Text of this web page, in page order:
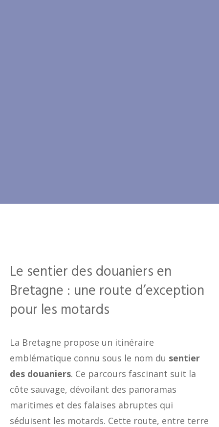
Le sentier des douaniers en
Bretagne : une route d’exception
pour les motards
La Bretagne propose un itinéraire
emblématique connu sous le nom du sentier
des douaniers. Ce parcours fascinant suit la
côte sauvage, dévoilant des panoramas
maritimes et des falaises abruptes qui
séduisent les motards. Cette route, entre terre